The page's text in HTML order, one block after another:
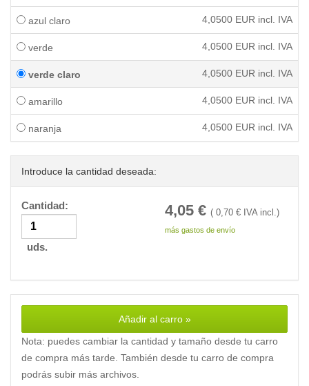
azul claro 4,0500 EUR incl. IVA
verde 4,0500 EUR incl. IVA
verde claro 4,0500 EUR incl. IVA
amarillo 4,0500 EUR incl. IVA
naranja 4,0500 EUR incl. IVA
Introduce la cantidad deseada:
Cantidad:
uds.
4,05 € ( 0,70 € IVA incl.)
más gastos de envío
Añadir al carro »
Nota: puedes cambiar la cantidad y tamaño desde tu carro
de compra más tarde. También desde tu carro de compra
podrás subir más archivos.